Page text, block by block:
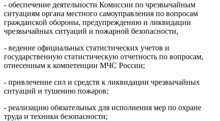
- обеспечение деятельности Комиссии по чрезвычайным
ситуациям органа местного самоуправления по вопросам
гражданской обороны, предупреждению и ликвидации
чрезвычайных ситуаций и пожарной безопасности,
- ведение официальных статистических учетов и
государственную статистическую отчетность по вопросам,
отнесенным к компетенции МЧС России;
- привлечение сил и средств к ликвидации чрезвычайных
ситуаций и тушению пожаров;
- реализацию обязательных для исполнения мер по охране
труда и техники безопасности;